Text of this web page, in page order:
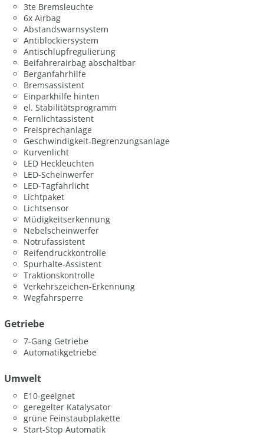
3te Bremsleuchte
6x Airbag
Abstandswarnsystem
Antiblockiersystem
Antischlupfregulierung
Beifahrerairbag abschaltbar
Berganfahrhilfe
Bremsassistent
Einparkhilfe hinten
el. Stabilitätsprogramm
Fernlichtassistent
Freisprechanlage
Geschwindigkeit-Begrenzungsanlage
Kurvenlicht
LED Heckleuchten
LED-Scheinwerfer
LED-Tagfahrlicht
Lichtpaket
Lichtsensor
Müdigkeitserkennung
Nebelscheinwerfer
Notrufassistent
Reifendruckkontrolle
Spurhalte-Assistent
Traktionskontrolle
Verkehrszeichen-Erkennung
Wegfahrsperre
Getriebe
7-Gang Getriebe
Automatikgetriebe
Umwelt
E10-geeignet
geregelter Katalysator
grüne Feinstaubplakette
Start-Stop Automatik